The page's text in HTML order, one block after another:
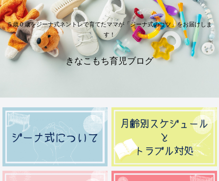
５歳０歳をジーナ式ネントレで育てたママが「ジーナ式のコツ」をお届けしま
す！
きなこもち育児ブログ